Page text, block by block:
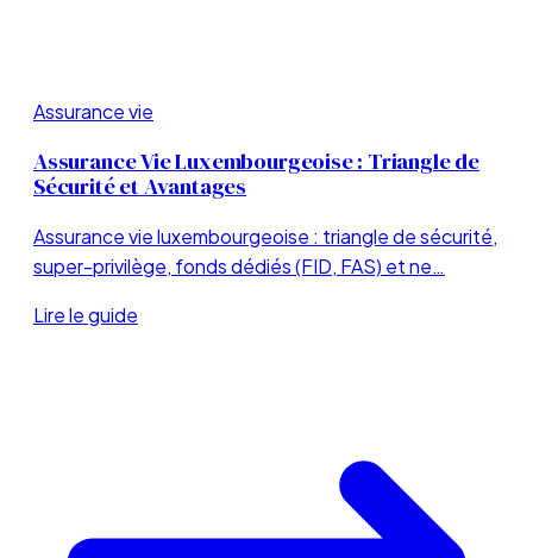
Assurance vie
Assurance Vie Luxembourgeoise : Triangle de
Sécurité et Avantages
Assurance vie luxembourgeoise : triangle de sécurité,
super-privilège, fonds dédiés (FID, FAS) et ne…
Lire le guide